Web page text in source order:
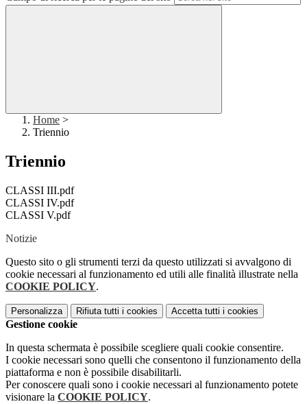
Home >
Triennio
Triennio
CLASSI III.pdf
CLASSI IV.pdf
CLASSI V.pdf
Notizie
Questo sito o gli strumenti terzi da questo utilizzati si avvalgono di
cookie necessari al funzionamento ed utili alle finalità illustrate nella
COOKIE POLICY.
Personalizza Rifiuta tutti i cookies Accetta tutti i cookies
Gestione cookie
In questa schermata è possibile scegliere quali cookie consentire.
I cookie necessari sono quelli che consentono il funzionamento della
piattaforma e non è possibile disabilitarli.
Per conoscere quali sono i cookie necessari al funzionamento potete
visionare la COOKIE POLICY.